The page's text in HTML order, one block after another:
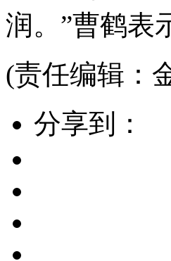
润。”曹鹤表
(责任编辑：
分享到：